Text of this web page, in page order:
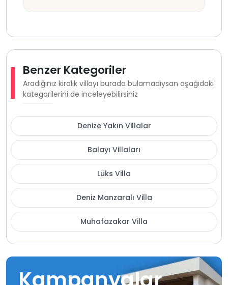
Benzer Kategoriler
Aradığınız kiralık villayı burada bulamadıysan aşağıdaki
kategorilerini de inceleyebilirsiniz
Denize Yakın Villalar
Balayı Villaları
Lüks Villa
Deniz Manzaralı Villa
Muhafazakar Villa